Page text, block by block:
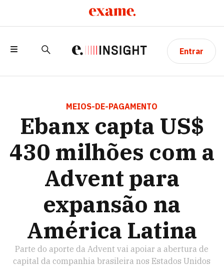
Entrar
ADVENT PARA EXPANSÃO NA AMÉRICA
MEIOS-DE-PAGAMENTO
Ebanx capta US$
430 milhões com a
Advent para
expansão na
América Latina
Parte do aporte da Advent vai apoiar a abertura de
capital da companhia brasileira nos Estados Unidos